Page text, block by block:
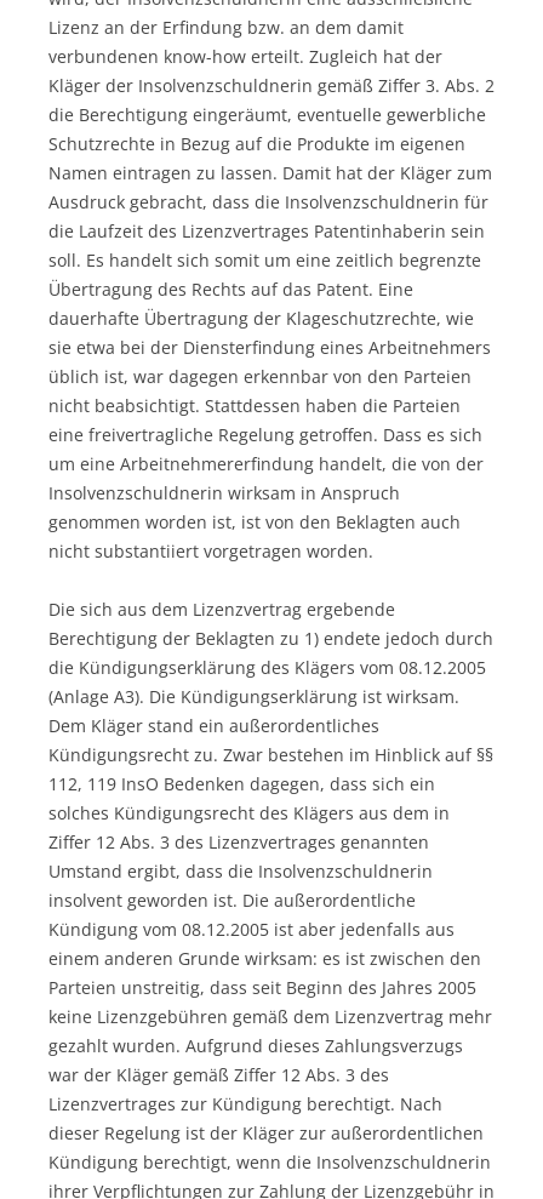
Lizenz an der Erfindung bzw. an dem damit
verbundenen know-how erteilt. Zugleich hat der
Kläger der Insolvenzschuldnerin gemäß Ziffer 3. Abs. 2
die Berechtigung eingeräumt, eventuelle gewerbliche
Schutzrechte in Bezug auf die Produkte im eigenen
Namen eintragen zu lassen. Damit hat der Kläger zum
Ausdruck gebracht, dass die Insolvenzschuldnerin für
die Laufzeit des Lizenzvertrages Patentinhaberin sein
soll. Es handelt sich somit um eine zeitlich begrenzte
Übertragung des Rechts auf das Patent. Eine
dauerhafte Übertragung der Klageschutzrechte, wie
sie etwa bei der Diensterfindung eines Arbeitnehmers
üblich ist, war dagegen erkennbar von den Parteien
nicht beabsichtigt. Stattdessen haben die Parteien
eine freivertragliche Regelung getroffen. Dass es sich
um eine Arbeitnehmererfindung handelt, die von der
Insolvenzschuldnerin wirksam in Anspruch
genommen worden ist, ist von den Beklagten auch
nicht substantiiert vorgetragen worden.
Die sich aus dem Lizenzvertrag ergebende
Berechtigung der Beklagten zu 1) endete jedoch durch
die Kündigungserklärung des Klägers vom 08.12.2005
(Anlage A3). Die Kündigungserklärung ist wirksam.
Dem Kläger stand ein außerordentliches
Kündigungsrecht zu. Zwar bestehen im Hinblick auf §§
112, 119 InsO Bedenken dagegen, dass sich ein
solches Kündigungsrecht des Klägers aus dem in
Ziffer 12 Abs. 3 des Lizenzvertrages genannten
Umstand ergibt, dass die Insolvenzschuldnerin
insolvent geworden ist. Die außerordentliche
Kündigung vom 08.12.2005 ist aber jedenfalls aus
einem anderen Grunde wirksam: es ist zwischen den
Parteien unstreitig, dass seit Beginn des Jahres 2005
keine Lizenzgebühren gemäß dem Lizenzvertrag mehr
gezahlt wurden. Aufgrund dieses Zahlungsverzugs
war der Kläger gemäß Ziffer 12 Abs. 3 des
Lizenzvertrages zur Kündigung berechtigt. Nach
dieser Regelung ist der Kläger zur außerordentlichen
Kündigung berechtigt, wenn die Insolvenzschuldnerin
ihrer Verpflichtungen zur Zahlung der Lizenzgebühr in